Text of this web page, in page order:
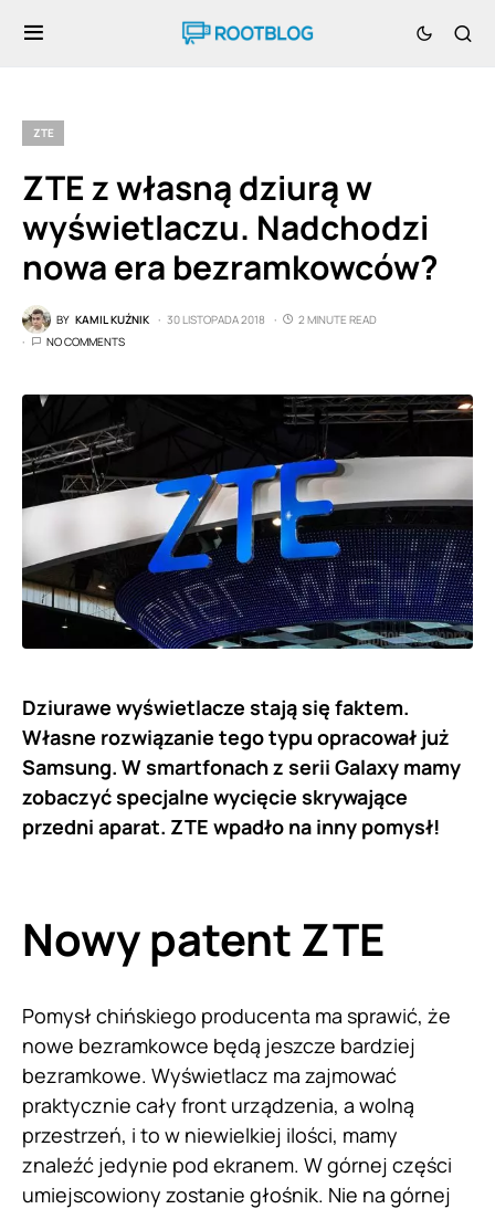
ZTE
ZTE z własną dziurą w
wyświetlaczu. Nadchodzi
nowa era bezramkowców?
BY KAMIL KUŹNIK 30 LISTOPADA 2018
2 MINUTE READ
NO COMMENTS
Dziurawe wyświetlacze stają się faktem.
Własne rozwiązanie tego typu opracował już
Samsung. W smartfonach z serii Galaxy mamy
zobaczyć specjalne wycięcie skrywające
przedni aparat. ZTE wpadło na inny pomysł!
Nowy patent ZTE
Pomysł chińskiego producenta ma sprawić, że
nowe bezramkowce będą jeszcze bardziej
bezramkowe. Wyświetlacz ma zajmować
praktycznie cały front urządzenia, a wolną
przestrzeń, i to w niewielkiej ilości, mamy
znaleźć jedynie pod ekranem. W górnej części
umiejscowiony zostanie głośnik. Nie na górnej